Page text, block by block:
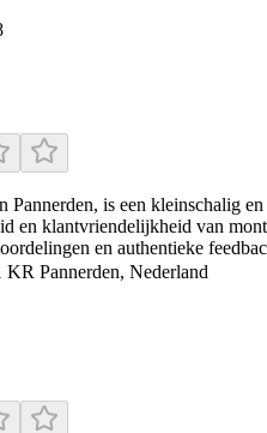
Pannerden, is een kleinschalig
en klantvriendelijkheid van
en authentieke
Pannerden, Nederland